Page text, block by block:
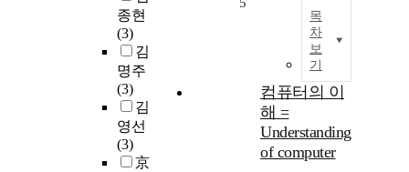
종현
(3)
김
명주
(3)
김
영선
(3)
京
목
차
보
기
5
컴퓨터의 이
해 =
Understanding
of computer